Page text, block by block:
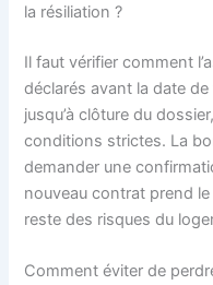
la résiliation ?
Il faut vérifier comment
déclarés avant la date
jusqu’à clôture du
conditions strictes. La
demander une
nouveau contrat prend
reste des risques du
Comment éviter de